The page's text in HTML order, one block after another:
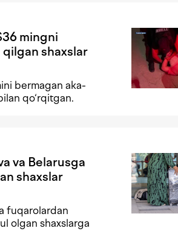
mingni
shaxslar
bermagan aka-
qo‘rqitgan.
va Belarusga
shaxslar
fuqarolardan
olgan shaxslarga